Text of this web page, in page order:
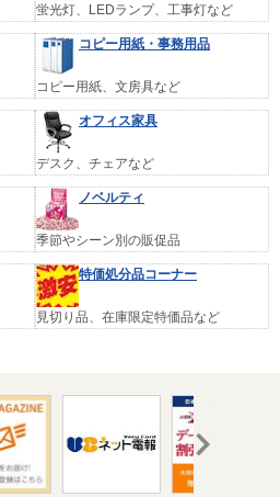
蛍光灯、LEDランプ、工事灯など
コピー用紙・事務用品
コピー用紙、文房具など
オフィス家具
デスク、チェアなど
ノベルティ
季節やシーン別の販促品
特価処分品コーナー
見切り品、在庫限定特価品など